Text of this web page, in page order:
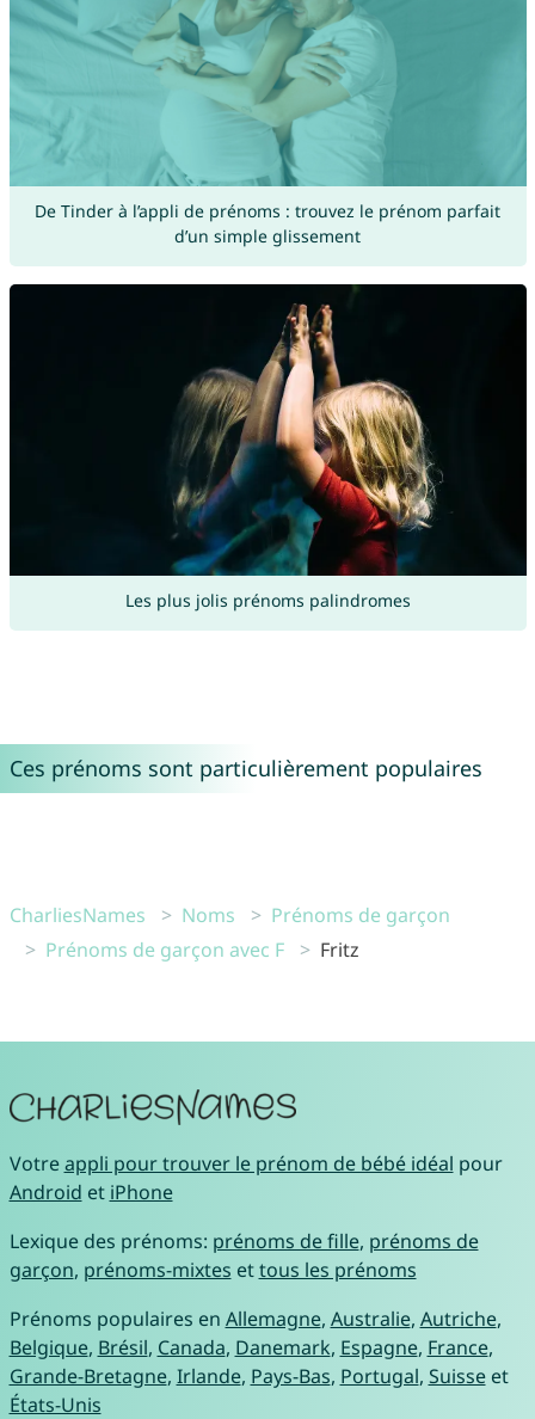
De Tinder à l’appli de prénoms : trouvez le prénom parfait
d’un simple glissement
Les plus jolis prénoms palindromes
Ces prénoms sont particulièrement populaires
CharliesNames Noms
Prénoms de garçon
Prénoms de garçon avec F
Fritz
Votreappli pour trouver le prénom de bébé idéal pour
Android et iPhone
Lexique des prénoms: prénoms de fille, prénoms de
garçon, prénoms-mixtes ettous les prénoms
Prénoms populaires en Allemagne, Australie, Autriche,
Belgique, Brésil, Canada, Danemark, Espagne, France,
Grande-Bretagne, Irlande, Pays-Bas, Portugal, Suisseet
États-Unis